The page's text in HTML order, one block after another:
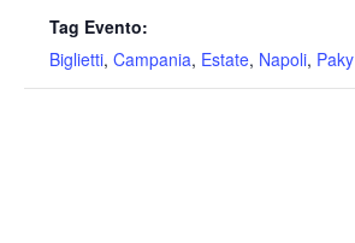
Tag Evento:
Biglietti, Campania, Estate, Napoli, Paky